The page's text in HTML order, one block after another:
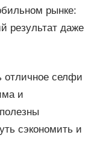
рынке:
результат даже
селфи
и
сэкономить и